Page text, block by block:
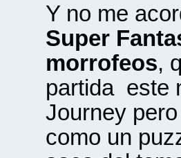
Y no me
Super
morrofeos,
partida este
Journey
como un